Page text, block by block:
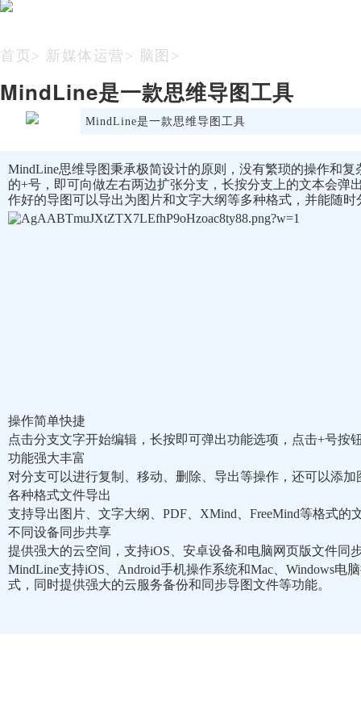
首页 > 新媒体运营 > 脑图 >
MindLine是一款思维导图工具
MindLine是一款思维导图工具
MindLine思维导图秉承极简设计的原则，没有繁琐的操作和
的+号，即可向做左右两边扩张分支，长按分支上的文本会
作好的导图可以导出为图片和文字大纲等多种格式，并能随时
操作简单快捷
点击分支文字开始编辑，长按即可弹出功能选项，点击+号按
功能强大丰富
对分支可以进行复制、移动、删除、导出等操作，还可以添
各种格式文件导出
支持导出图片、文字大纲、PDF、XMind、FreeMind等格式的
不同设备同步共享
提供强大的云空间，支持iOS、安卓设备和电脑网页版文件同
MindLine支持iOS、Android手机操作系统和Mac、Windows
式，同时提供强大的云服务备份和同步导图文件等功能。